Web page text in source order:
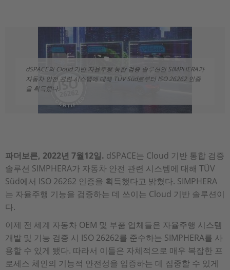
dSPACE의 Cloud 기반 자율주행 통합 검증 솔루션인 SIMPHERA가
자동차 안전 관련 시스템에 대해 TÜV Süd로부터 ISO 26262 인증
을 획득했다.
파더보른, 2022년 7월12일. dSPACE는 Cloud 기반 통합 검증
솔루션 SIMPHERA가 자동차 안전 관련 시스템에 대해 TÜV
Süd에서 ISO 26262 인증을 획득했다고 밝혔다. SIMPHERA
는 자율주행 기능을 검증하는 데 쓰이는 Cloud 기반 솔루션이
다.
이제 전 세계 자동차 OEM 및 부품 업체들은 자율주행 시스템
개발 및 기능 검증 시 ISO 26262를 준수하는 SIMPHERA를 사
용할 수 있게 됐다. 따라서 이들은 자체적으로 매우 복잡한 프
로세스 체인의 기능적 안전성을 입증하는 데 집중할 수 있게